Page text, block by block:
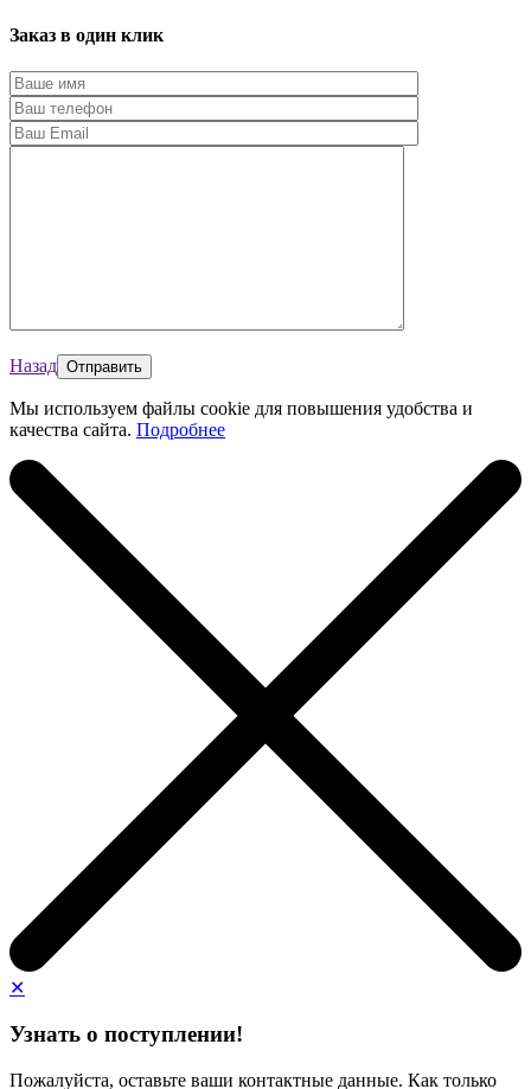
Заказ в один клик
Назад
Мы используем файлы cookie для повышения удобства и
качества сайта. Подробнее
✕
Узнать о поступлении!
Пожалуйста, оставьте ваши контактные данные. Как только